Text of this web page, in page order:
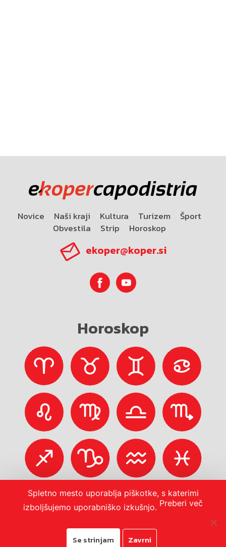
Novice Naši kraji Kultura Turizem
Šport
Obvestila
Strip Horoskop
ekoper@koper.si
Horoskop
Spletno mesto uporablja piškotke, s katerimi
izboljšujemo uporabniško izkušnjo. Preberi več
Se strinjam Zavrni